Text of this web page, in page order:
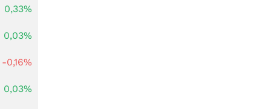
0,33%
0,03%
-0,16%
0,03%